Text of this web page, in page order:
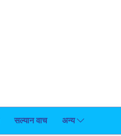
सल्यान वाच अन्य